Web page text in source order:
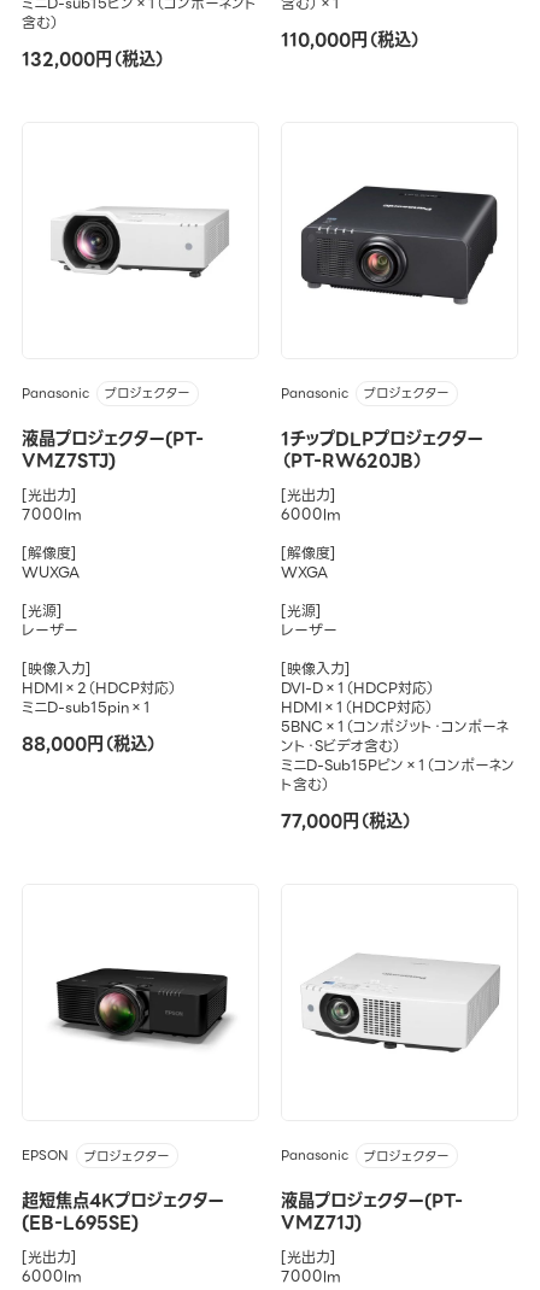
含む）
132,000円（税込）
110,000円（税込）
Panasonic プロジェクター
液晶プロジェクター(PT-
VMZ7STJ)
[光出力]
7000lm
[解像度]
WUXGA
[光源]
レーザー
[映像入力]
HDMI×2（HDCP対応）
ミニD-sub15pin×1
88,000円（税込）
Panasonic プロジェクター
1チップDLPプロジェクター
（PT-RW620JB）
[光出力]
6000lm
[解像度]
WXGA
[光源]
レーザー
[映像入力]
DVI-D×1（HDCP対応）
HDMI×1（HDCP対応）
5BNC×1（コンポジット・コンポーネ
ント・Sビデオ含む）
ミニD-Sub15Pピン×1（コンポーネン
ト含む）
77,000円（税込）
EPSON プロジェクター
超短焦点4Kプロジェクター
(EB-L695SE)
[光出力]
6000lm
Panasonic プロジェクター
液晶プロジェクター(PT-
VMZ71J)
[光出力]
7000lm